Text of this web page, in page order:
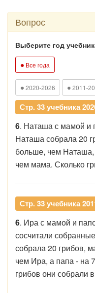
Вопрос
Выберите год
● Все года
● 2020-2026 ● 2011-
Стр. 33 учебника
6. Наташа с мамой и
Наташа собрала 20
больше, чем
чем мама. Сколько
Стр. 33 учебника
6. Ира с мамой и
сосчитали
собрала 20 грибов,
чем Ира, а папа - на
грибов они собрали